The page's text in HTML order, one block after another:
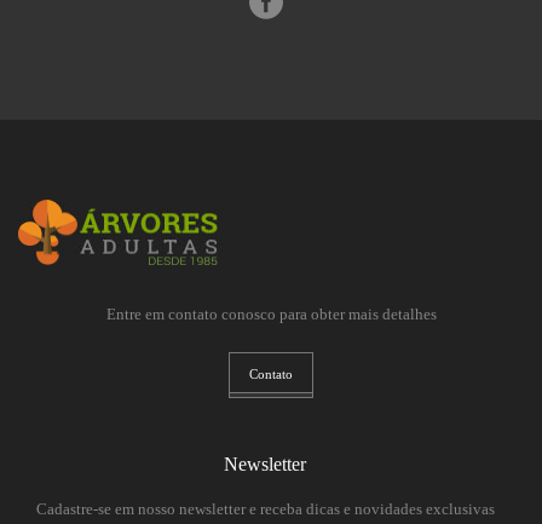
Entre em contato conosco para obter mais detalhes
Contato
Newsletter
Cadastre-se em nosso newsletter e receba dicas e novidades exclusivas